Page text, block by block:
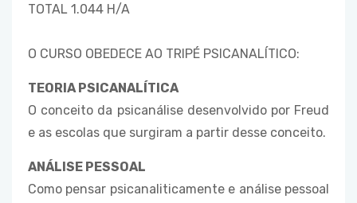
TOTAL 1.044 H/A
O CURSO OBEDECE AO TRIPÉ PSICANALÍTICO:
TEORIA PSICANALÍTICA
O conceito da psicanálise desenvolvido por Freud
e as escolas que surgiram a partir desse conceito.
ANÁLISE PESSOAL
Como pensar psicanaliticamente e análise pessoal